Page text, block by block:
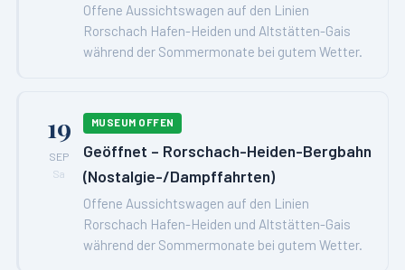
Offene Aussichtswagen auf den Linien
Rorschach Hafen-Heiden und Altstätten-Gais
während der Sommermonate bei gutem Wetter.
19
SEP
Sa
MUSEUM OFFEN
Geöffnet – Rorschach-Heiden-Bergbahn
(Nostalgie-/Dampffahrten)
Offene Aussichtswagen auf den Linien
Rorschach Hafen-Heiden und Altstätten-Gais
während der Sommermonate bei gutem Wetter.